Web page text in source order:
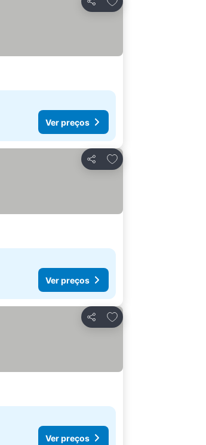
Partilhar
Ver preços
Partilhar
Adicionar aos favoritos
Ver preços
Partilhar
Adicionar aos favoritos
Ver preços